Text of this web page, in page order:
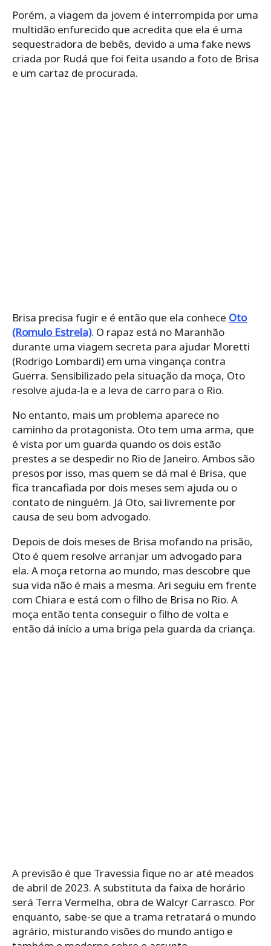
Porém, a viagem da jovem é interrompida por uma
multidão enfurecido que acredita que ela é uma
sequestradora de bebês, devido a uma fake news
criada por Rudá que foi feita usando a foto de Brisa
e um cartaz de procurada.
Brisa precisa fugir e é então que ela conhece Oto
(Romulo Estrela). O rapaz está no Maranhão
durante uma viagem secreta para ajudar Moretti
(Rodrigo Lombardi) em uma vingança contra
Guerra. Sensibilizado pela situação da moça, Oto
resolve ajuda-la e a leva de carro para o Rio.
No entanto, mais um problema aparece no
caminho da protagonista. Oto tem uma arma, que
é vista por um guarda quando os dois estão
prestes a se despedir no Rio de Janeiro. Ambos são
presos por isso, mas quem se dá mal é Brisa, que
fica trancafiada por dois meses sem ajuda ou o
contato de ninguém. Já Oto, sai livremente por
causa de seu bom advogado.
Depois de dois meses de Brisa mofando na prisão,
Oto é quem resolve arranjar um advogado para
ela. A moça retorna ao mundo, mas descobre que
sua vida não é mais a mesma. Ari seguiu em frente
com Chiara e está com o filho de Brisa no Rio. A
moça então tenta conseguir o filho de volta e
então dá início a uma briga pela guarda da criança.
A previsão é que Travessia fique no ar até meados
de abril de 2023. A substituta da faixa de horário
será Terra Vermelha, obra de Walcyr Carrasco. Por
enquanto, sabe-se que a trama retratará o mundo
agrário, misturando visões do mundo antigo e